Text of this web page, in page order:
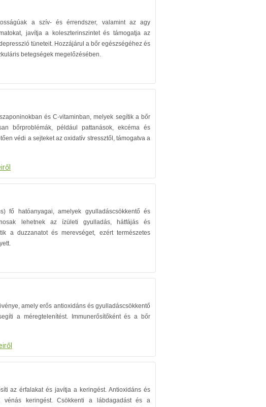
a szív- és érrendszer, valamint az agy
javítja a koleszterinszintet és támogatja az
tüneteit. Hozzájárul a bőr egészségéhez és
betegségek megelőzésében.
és C-vitaminban, melyek segítik a bőr
bőrproblémák, például pattanások, ekcéma és
védi a sejteket az oxidatív stressztől, támogatva a
fő hatóanyagai, amelyek gyulladáscsökkentő és
lehetnek az ízületi gyulladás, hátfájás és
a duzzanatot és merevséget, ezért természetes
amely erős antioxidáns és gyulladáscsökkentő
a méregtelenítést. Immunerősítőként és a bőr
az érfalakat és javítja a keringést. Antioxidáns és
keringést. Csökkenti a lábdagadást és a